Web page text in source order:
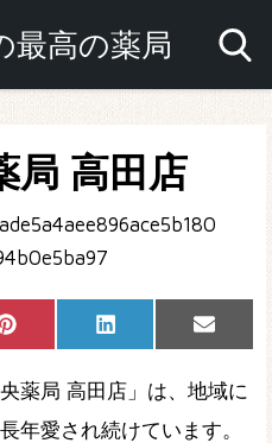
局 高田店
Share
on
Pinterest Share
on
LinkedIn
Share
on
Email
薬局 高田店」は、地域に
年愛され続けています。